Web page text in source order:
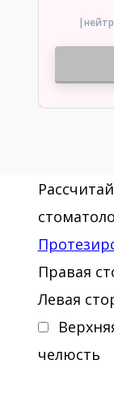
Правая
Левая
челюсть